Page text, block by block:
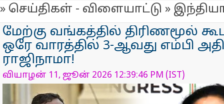
» செய்திகள் - விளையாட்டு »
மேற்கு வங்கத்தில் திரிணமூல்
ஒரே வாரத்தில் 3-ஆவது எம்பி
ராஜிநாமா!
வியாழன் 11, ஜூன் 2026 12:39:46 PM (IST)